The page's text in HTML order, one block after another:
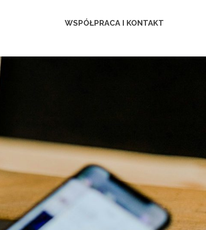
WSPÓŁPRACA I KONTAKT